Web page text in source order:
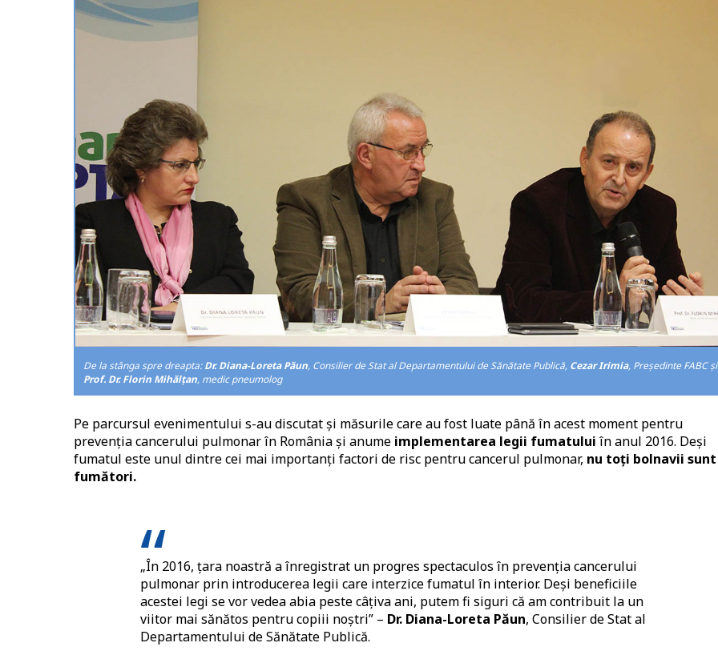
De la stânga spre dreapta:Dr. Diana-Loreta Păun, Consilier de Stat al Departamentului de Sănătate Publică, Cezar Irimia, Președinte FABC și
Prof. Dr. Florin Mihălțan, medic pneumolog
Pe parcursul evenimentului s-au discutat și măsurile care au fost luate până în acest moment pentru
prevenția cancerului pulmonar în România și anume implementarea legii fumatului în anul 2016. Deși
fumatul este unul dintre cei mai importanți factori de risc pentru cancerul pulmonar, nu toți bolnavii sunt
fumători.
„În 2016, țara noastră a înregistrat un progres spectaculos în prevenția cancerului
pulmonar prin introducerea legii care interzice fumatul în interior. Deși beneficiile
acestei legi se vor vedea abia peste câțiva ani, putem fi siguri că am contribuit la un
viitor mai sănătos pentru copiii noștri” – Dr. Diana-Loreta Păun, Consilier de Stat al
Departamentului de Sănătate Publică.